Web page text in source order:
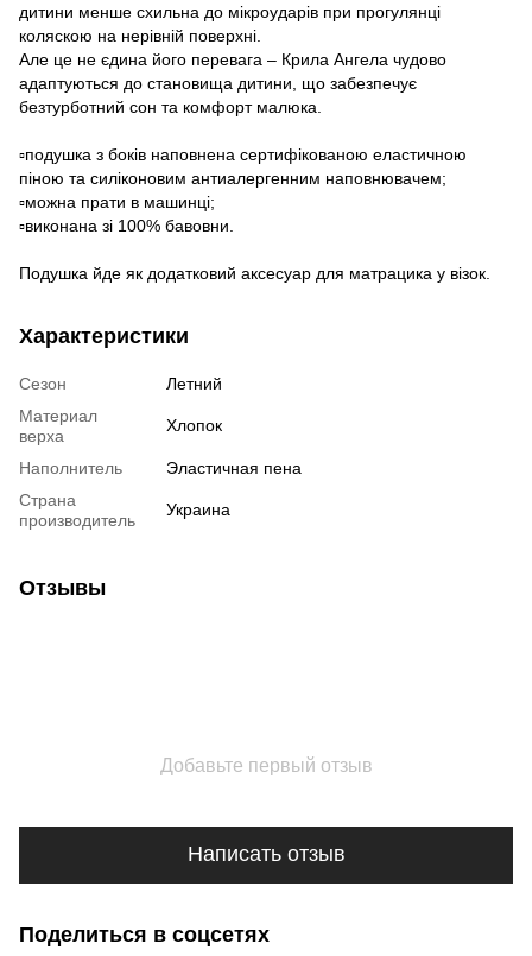
дитини менше схильна до мікроударів при прогулянці
коляскою на нерівній поверхні.
Але це не єдина його перевага – Крила Ангела чудово
адаптуються до становища дитини, що забезпечує
безтурботний сон та комфорт малюка.
▫️подушка з боків наповнена сертифікованою еластичною
піною та силіконовим антиалергенним наповнювачем;
▫️можна прати в машинці;
▫️виконана зі 100% бавовни.
Подушка йде як додатковий аксесуар для матрацика у візок.
Характеристики
Сезон
Летний
Материал
верха
Хлопок
Наполнитель
Эластичная пена
Страна
производитель
Украина
Отзывы
Добавьте первый отзыв
Написать отзыв
Поделиться в соцсетях